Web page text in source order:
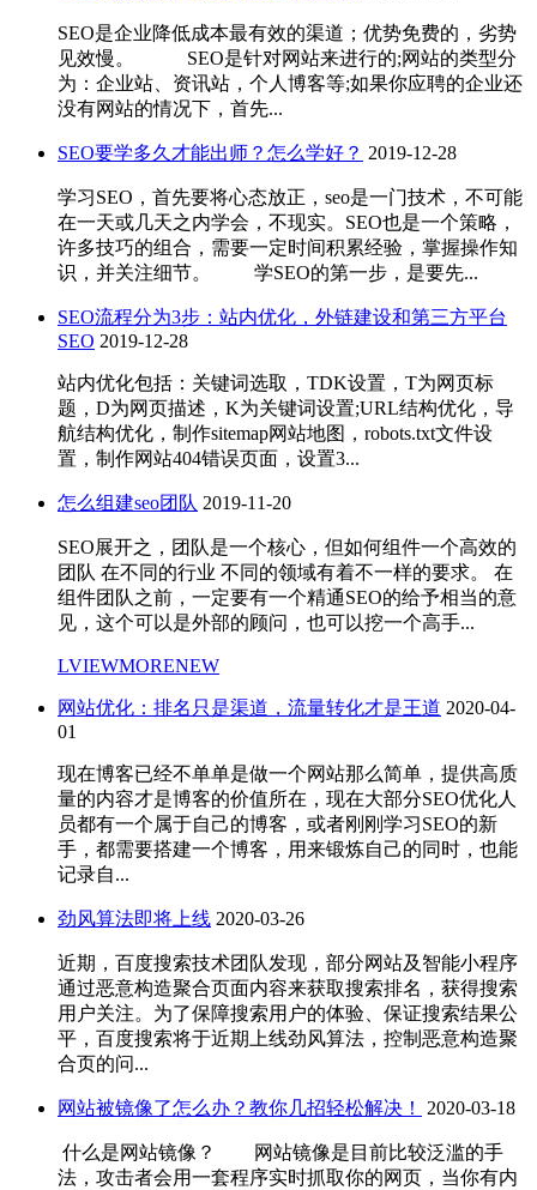
SEO是企业降低成本最有效的渠道；优势免费的，劣势
见效慢。 SEO是针对网站来进行的;网站的类型分
为：企业站、资讯站，个人博客等;如果你应聘的企业还
没有网站的情况下，首先...
SEO要学多久才能出师？怎么学好？ 2019-12-28
学习SEO，首先要将心态放正，seo是一门技术，不可能
在一天或几天之内学会，不现实。SEO也是一个策略，
许多技巧的组合，需要一定时间积累经验，掌握操作知
识，并关注细节。 学SEO的第一步，是要先...
SEO流程分为3步：站内优化，外链建设和第三方平台
SEO 2019-12-28
站内优化包括：关键词选取，TDK设置，T为网页标
题，D为网页描述，K为关键词设置;URL结构优化，导
航结构优化，制作sitemap网站地图，robots.txt文件设
置，制作网站404错误页面，设置3...
怎么组建seo团队 2019-11-20
SEO展开之，团队是一个核心，但如何组件一个高效的
团队 在不同的行业 不同的领域有着不一样的要求。 在
组件团队之前，一定要有一个精通SEO的给予相当的意
见，这个可以是外部的顾问，也可以挖一个高手...
LVIEWMORENEW
网站优化：排名只是渠道，流量转化才是王道 2020-04-
01
现在博客已经不单单是做一个网站那么简单，提供高质
量的内容才是博客的价值所在，现在大部分SEO优化人
员都有一个属于自己的博客，或者刚刚学习SEO的新
手，都需要搭建一个博客，用来锻炼自己的同时，也能
记录自...
劲风算法即将上线 2020-03-26
近期，百度搜索技术团队发现，部分网站及智能小程序
通过恶意构造聚合页面内容来获取搜索排名，获得搜索
用户关注。为了保障搜索用户的体验、保证搜索结果公
平，百度搜索将于近期上线劲风算法，控制恶意构造聚
合页的问...
网站被镜像了怎么办？教你几招轻松解决！ 2020-03-18
什么是网站镜像？ 网站镜像是目前比较泛滥的手
法，攻击者会用一套程序实时抓取你的网页，当你有内